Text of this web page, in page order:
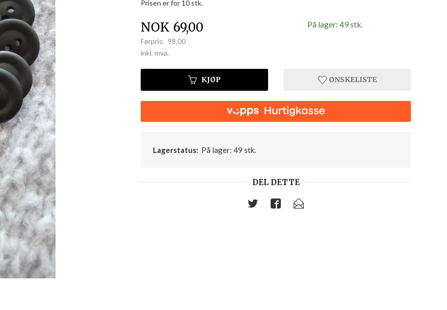
Prisen er for 10 stk.
Tilbud
NOK 69,00
Førpris: 98,00
Rabatt
inkl. mva.
På lager: 49 stk.
KJØP ØNSKELISTE
Lagerstatus: På lager: 49 stk.
DEL DETTE